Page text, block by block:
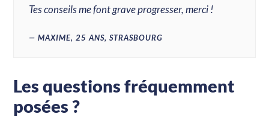
Tes conseils me font grave progresser, merci !
MAXIME, 25 ANS, STRASBOURG
Les questions fréquemment
posées ?